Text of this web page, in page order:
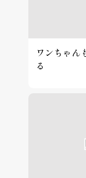
ワンちゃん
る